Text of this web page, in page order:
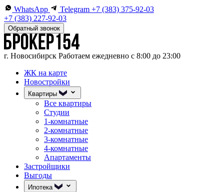
WhatsApp Telegram +7 (383) 375-92-03
+7 (383) 227-92-03
Обратный звонок
г. Новосибирск Работаем ежедневно с 8:00 до 23:00
ЖК на карте
Новостройки
Квартиры
Все квартиры
Студии
1-комнатные
2-комнатные
3-комнатные
4-комнатные
Апартаменты
Застройщики
Выгоды
Ипотека